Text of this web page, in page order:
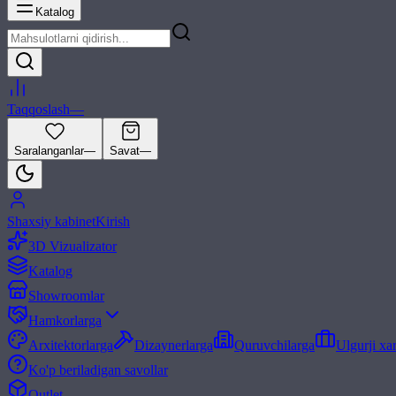
Katalog
Taqqoslash—
Saralanganlar— Savat—
Shaxsiy kabinetKirish
3D Vizualizator
Katalog
Showroomlar
Hamkorlarga
Arxitektorlarga
Dizaynerlarga Quruvchilarga
Ulgurji
Ko'p beriladigan savollar